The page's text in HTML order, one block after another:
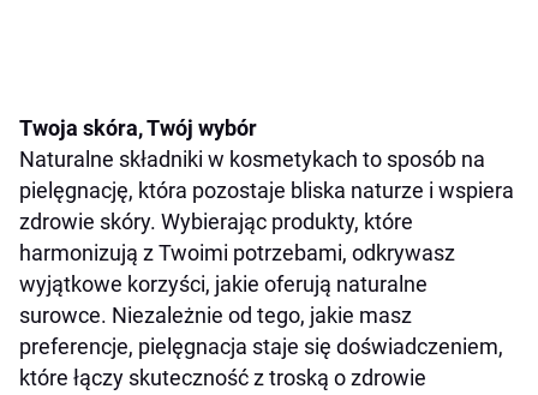
Twoja skóra, Twój wybór
Naturalne składniki w kosmetykach to sposób na
pielęgnację, która pozostaje bliska naturze i wspiera
zdrowie skóry. Wybierając produkty, które
harmonizują z Twoimi potrzebami, odkrywasz
wyjątkowe korzyści, jakie oferują naturalne
surowce. Niezależnie od tego, jakie masz
preferencje, pielęgnacja staje się doświadczeniem,
które łączy skuteczność z troską o zdrowie